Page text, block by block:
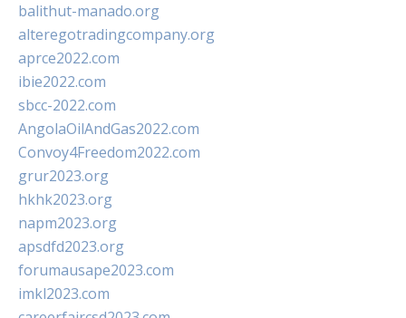
balithut-manado.org
alteregotradingcompany.org
aprce2022.com
ibie2022.com
sbcc-2022.com
AngolaOilAndGas2022.com
Convoy4Freedom2022.com
grur2023.org
hkhk2023.org
napm2023.org
apsdfd2023.org
forumausape2023.com
imkl2023.com